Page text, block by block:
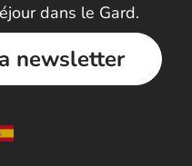
dans le Gard.
newsletter